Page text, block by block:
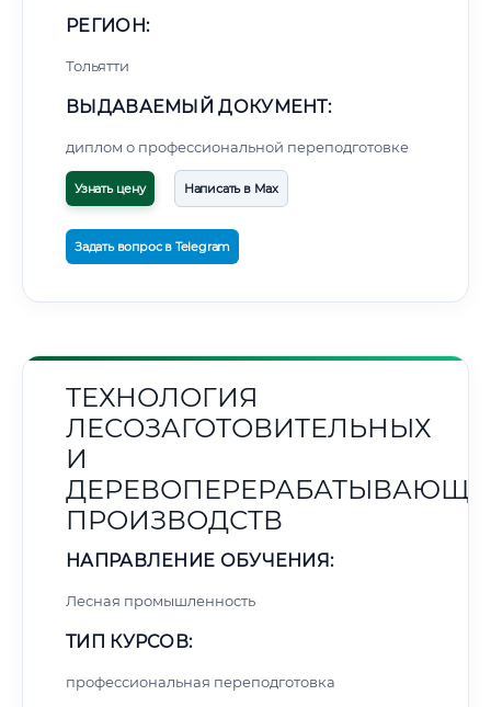
РЕГИОН:
Тольятти
ВЫДАВАЕМЫЙ ДОКУМЕНТ:
диплом о профессиональной переподготовке
Узнать цену Написать в Max
Задать вопрос в Telegram
ТЕХНОЛОГИЯ
ЛЕСОЗАГОТОВИТЕЛЬНЫХ
И
ПРОИЗВОДСТВ
НАПРАВЛЕНИЕ ОБУЧЕНИЯ:
Лесная промышленность
ТИП КУРСОВ:
профессиональная переподготовка